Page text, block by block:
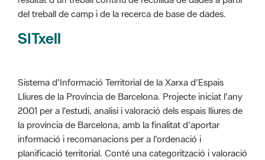
del treball de camp i de la recerca de base de dades.
SITxell
Sistema d'Informació Territorial de la Xarxa d'Espais
Lliures de la Província de Barcelona. Projecte iniciat l'any
2001 per a l'estudi, analisi i valoració dels espais lliures de
la província de Barcelona, amb la finalitat d'aportar
informació i recomanacions per a l'ordenació i
planificació territorial. Conté una categorització i valoració